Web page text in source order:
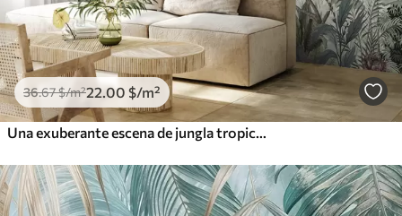
36.67$/m²22.00 $/m²